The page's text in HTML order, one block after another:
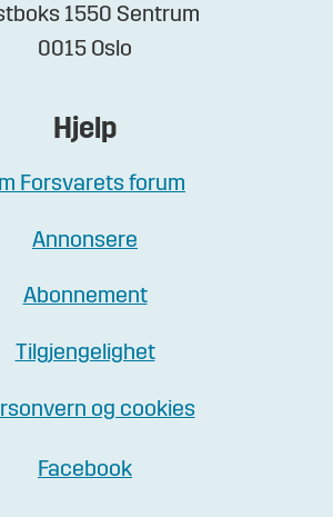
1550 Sentrum
0015 Oslo
Hjelp
Forsvarets forum
Annonsere
Abonnement
Tilgjengelighet
og cookies
Facebook